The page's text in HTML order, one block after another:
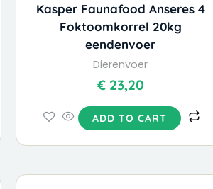
Kasper Faunafood Anseres 4
Foktoomkorrel 20kg
eendenvoer
Dierenvoer
€23,20
ADD TO CART